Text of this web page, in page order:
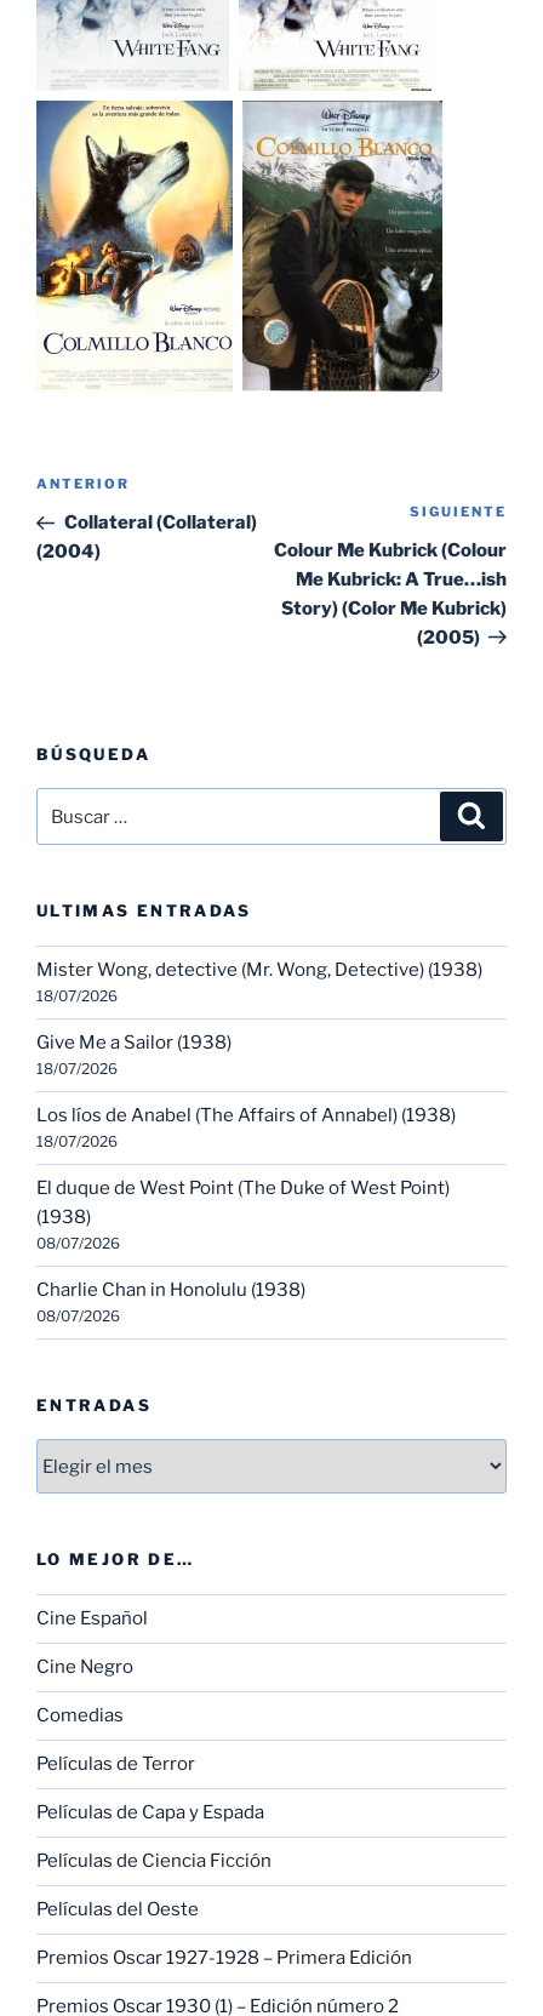
Navegación
entradas
Entrada
anterior:
ANTERIOR
Collateral (Collateral)
(2004)
SIGUIENTE
Colour Me Kubrick (Colour
Me Kubrick: A True…ish
Story) (Color Me Kubrick)
(2005)
BÚSQUEDA
por:
ULTIMAS ENTRADAS
Mister Wong, detective (Mr. Wong, Detective) (1938)
18/07/2026
Give Me a Sailor (1938)
18/07/2026
Los líos de Anabel (The Affairs of Annabel) (1938)
18/07/2026
El duque de West Point (The Duke of West Point)
(1938)
08/07/2026
Charlie Chan in Honolulu (1938)
08/07/2026
ENTRADAS
LO MEJOR DE…
Cine Español
Cine Negro
Comedias
Películas de Terror
Películas de Capa y Espada
Películas de Ciencia Ficción
Películas del Oeste
Premios Oscar 1927-1928 – Primera Edición
Premios Oscar 1930 (1) – Edición número 2